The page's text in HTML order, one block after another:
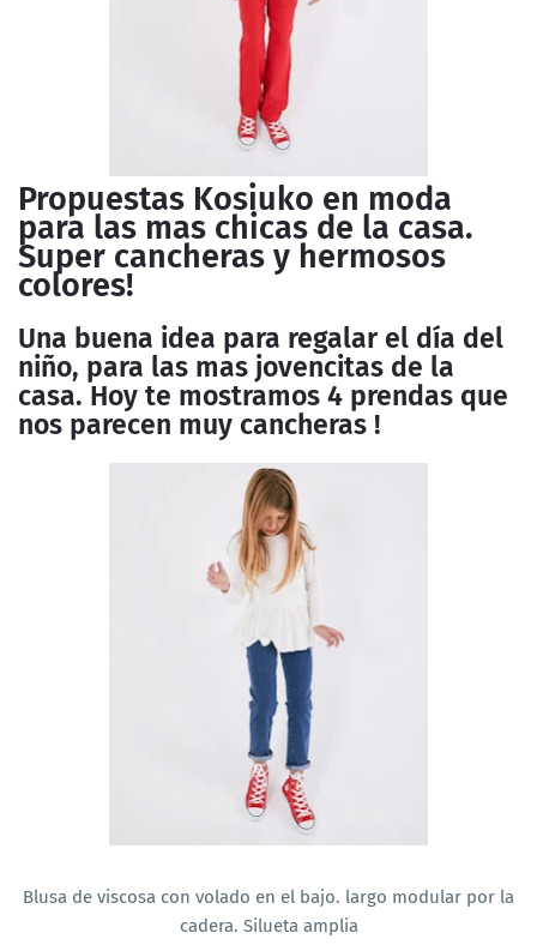
Propuestas Kosiuko en moda
para las mas chicas de la casa.
Super cancheras y hermosos
colores!
Una buena idea para regalar el día del
niño, para las mas jovencitas de la
casa. Hoy te mostramos 4 prendas que
nos parecen muy cancheras !
Blusa de viscosa con volado en el bajo. largo modular por la
cadera. Silueta amplia